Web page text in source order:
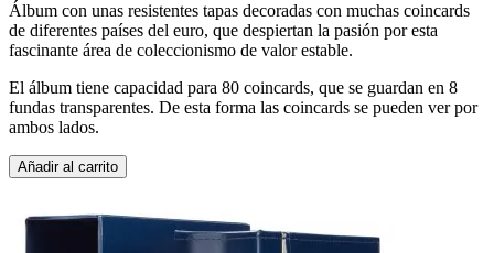
Álbum con unas resistentes tapas decoradas con muchas coincards
de diferentes países del euro, que despiertan la pasión por esta
fascinante área de coleccionismo de valor estable.
El álbum tiene capacidad para 80 coincards, que se guardan en 8
fundas transparentes. De esta forma las coincards se pueden ver por
ambos lados.
Añadir al carrito